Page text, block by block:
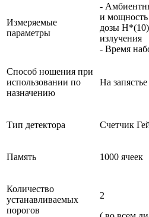
Измеряемые
параметры
-
и мощность
дозы
излучения
- Время
Способ ношения при
использовании по
назначению
На
Тип детектора Счетчик
Память 1000 ячеек
Количество
устанавливаемых
порогов
2